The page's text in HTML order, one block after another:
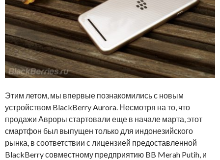
Этим летом, мы впервые познакомились с новым
устройством BlackBerry Aurora. Несмотря на то, что
продажи Авроры стартовали еще в начале марта, этот
смартфон был выпущен только для индонезийского
рынка, в соответствии с лицензией предоставленной
BlackBerry совместному предприятию BB Merah Putih, и